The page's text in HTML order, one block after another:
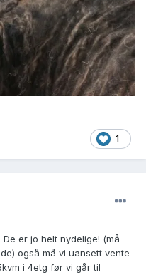
1
er jo helt nydelige! (må
også må vi uansett vente
i 4etg før vi går til